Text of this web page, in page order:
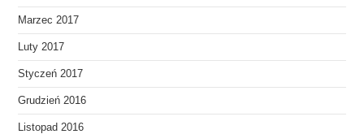
Marzec 2017
Luty 2017
Styczeń 2017
Grudzień 2016
Listopad 2016